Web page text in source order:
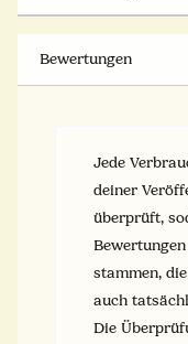
Bewertungen
Jede
deiner
überprüft,
stammen,
auch
Die